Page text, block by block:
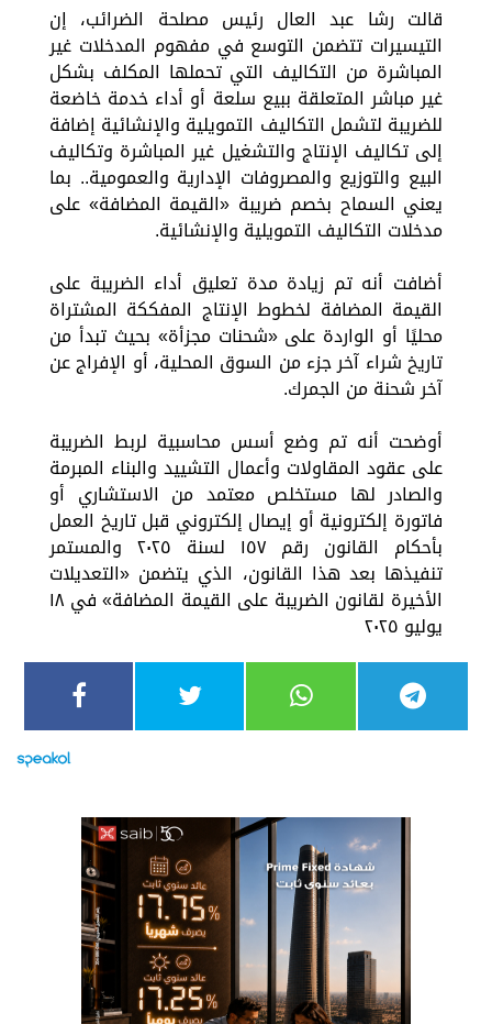
قالت رشا عبد العال رئيس مصلحة الضرائب، إن
التيسيرات تتضمن التوسع في مفهوم المدخلات غير
المباشرة من التكاليف التي تحملها المكلف بشكل
غير مباشر المتعلقة ببيع سلعة أو أداء خدمة خاضعة
للضريبة لتشمل التكاليف التمويلية والإنشائية إضافة
إلى تكاليف الإنتاج والتشغيل غير المباشرة وتكاليف
البيع والتوزيع والمصروفات الإدارية والعمومية.. بما
يعني السماح بخصم ضريبة «القيمة المضافة» على
مدخلات التكاليف التمويلية والإنشائية.
أضافت أنه تم زيادة مدة تعليق أداء الضريبة على
القيمة المضافة لخطوط الإنتاج المفككة المشتراة
محليًا أو الواردة على «شحنات مجزأة» بحيث تبدأ من
تاريخ شراء آخر جزء من السوق المحلية، أو الإفراج عن
آخر شحنة من الجمرك.
أوضحت أنه تم وضع أسس محاسبية لربط الضريبة
على عقود المقاولات وأعمال التشييد والبناء المبرمة
والصادر لها مستخلص معتمد من الاستشاري أو
فاتورة إلكترونية أو إيصال إلكتروني قبل تاريخ العمل
بأحكام القانون رقم ١٥٧ لسنة ٢٠٢٥ والمستمر
تنفيذها بعد هذا القانون، الذي يتضمن «التعديلات
الأخيرة لقانون الضريبة على القيمة المضافة» في ١٨
يوليو ٢٠٢٥